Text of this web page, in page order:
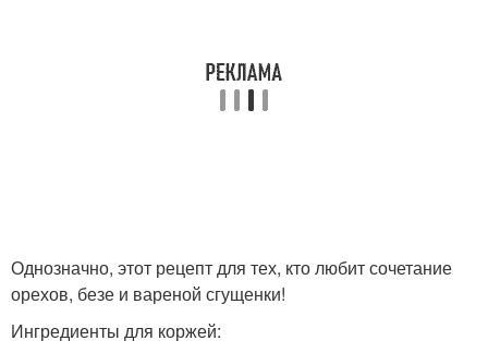
Однозначно, этот рецепт для тех, кто любит сочетание
орехов, безе и вареной сгущенки!
Ингредиенты для коржей: